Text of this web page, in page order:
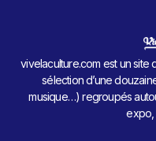
vivelaculture.com est un site
sélection d’une
musique…) regroupés
expo,